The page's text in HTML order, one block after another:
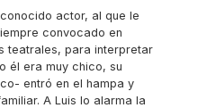
actor, al que le
convocado en
teatrales, para interpretar
él era muy chico, su
entró en el hampa y
A Luis lo alarma la